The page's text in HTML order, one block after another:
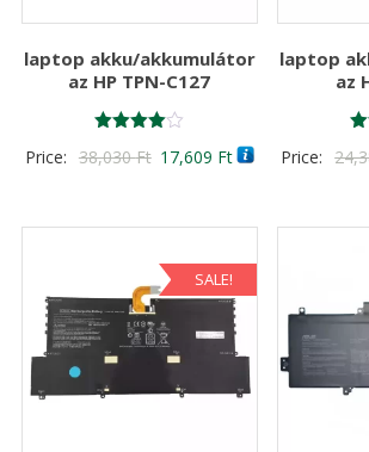
laptop akku/akkumulátor
az HP TPN-C127
4.00
Price: 38,030Ft Original
17,609 FtCurrent
laptop
az
Price:
SALE!